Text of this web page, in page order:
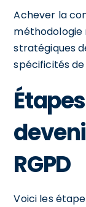
Achever la
méthodologie
stratégiques
spécificités
RGPD
Voici les